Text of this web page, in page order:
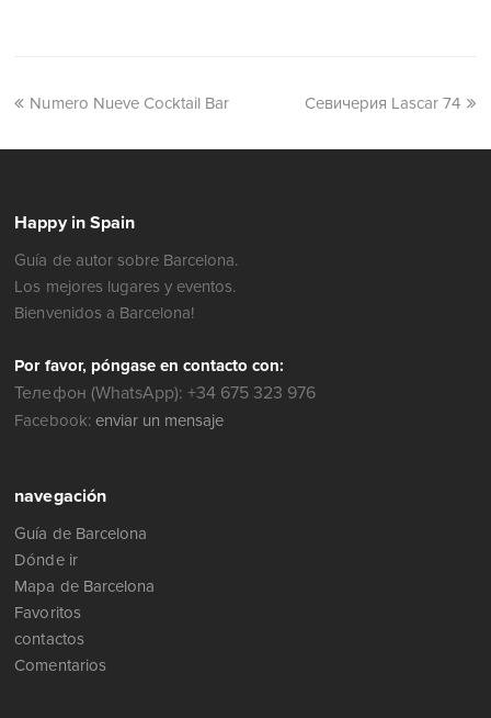
Numero Nueve Cocktail Bar Севичерия Lascar 74
Happy in Spain
Guía de autor sobre Barcelona.
Los mejores lugares y eventos.
Bienvenidos a Barcelona!
Por favor, póngase en contacto con:
Телефон (WhatsApp): +34 675 323 976
Facebook: enviar un mensaje
navegación
Guía de Barcelona
Dónde ir
Mapa de Barcelona
Favoritos
contactos
Comentarios